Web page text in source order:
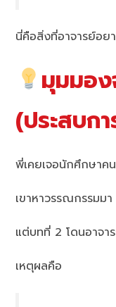
นี่คือสิ่งที่อาจารย์อย
มุมมอ
(ประสบก
พี่เคยเจอนักศึกษาค
เขาหาวรรณกรรมมา
แต่บทที่ 2 โดนอาจา
เหตุผลคือ